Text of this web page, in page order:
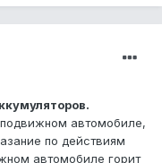
автомобиле,
по действиям
автомобиле горит